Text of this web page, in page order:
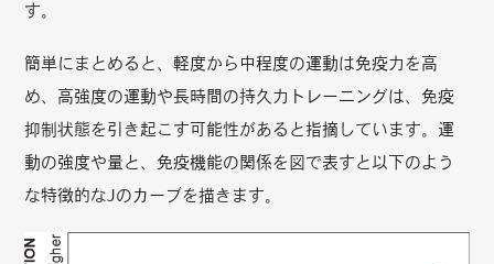
す。
簡単にまとめると、軽度から中程度の運動は免疫力を高
め、高強度の運動や長時間の持久力トレーニングは、免疫
抑制状態を引き起こす可能性があると指摘しています。運
動の強度や量と、免疫機能の関係を図で表すと以下のよう
な特徴的なJのカーブを描きます。